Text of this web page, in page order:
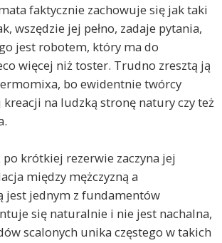
faktycznie zachowuje się jak taki
wszędzie jej pełno, zadaje pytania,
jest robotem, który ma do
więcej niż toster. Trudno zresztą ją
bo ewidentnie twórcy
na ludzką stronę natury czy też
krótkiej rezerwie zaczyna jej
między mężczyzną a
jest jednym z fundamentów
się naturalnie i nie jest nachalna,
scalonych unika częstego w takich